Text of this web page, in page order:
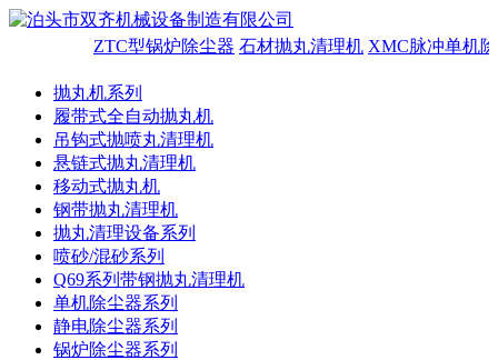
ZTC型锅炉除尘器 石材抛丸清理机 XMC脉冲单机除
抛丸机系列
履带式全自动抛丸机
吊钩式抛喷丸清理机
悬链式抛丸清理机
移动式抛丸机
钢带抛丸清理机
抛丸清理设备系列
喷砂/混砂系列
Q69系列带钢抛丸清理机
单机除尘器系列
静电除尘器系列
锅炉除尘器系列